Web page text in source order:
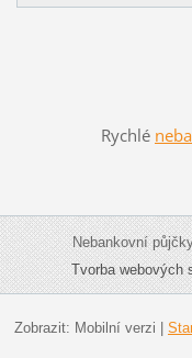
Rychlé
Nebankovní
Tvorba webových
Zobrazit: Mobilní verzi |